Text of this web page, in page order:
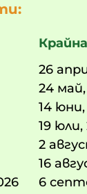
26
24
14
19 юли,
2
16
6